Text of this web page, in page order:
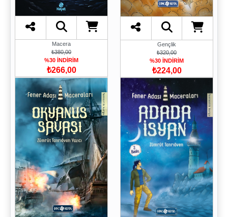
Macera
₺380,00
%30 İNDİRİM
₺266,00
Gençlik
₺320,00
%30 İNDİRİM
₺224,00